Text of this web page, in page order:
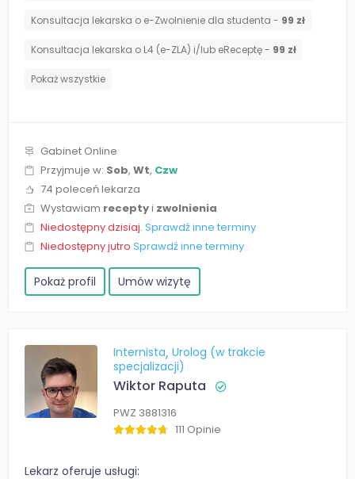
Konsultacja lekarska o e-Zwolnienie dla studenta - 99 zł
Konsultacja lekarska o L4 (e-ZLA) i/lub eReceptę - 99 zł
Pokaż wszystkie
Gabinet Online
Przyjmuje w: Sob, Wt, Czw
74 poleceń lekarza
Wystawiam receptyi zwolnienia
Niedostępny dzisiaj. Sprawdź inne terminy
Niedostępny jutro Sprawdź inne terminy
Pokaż profil Umów wizytę
Internista Urolog (w trakcie
specjalizacji)
Wiktor Raputa
PWZ 3881316
111 Opinie
Lekarz oferuje usługi: